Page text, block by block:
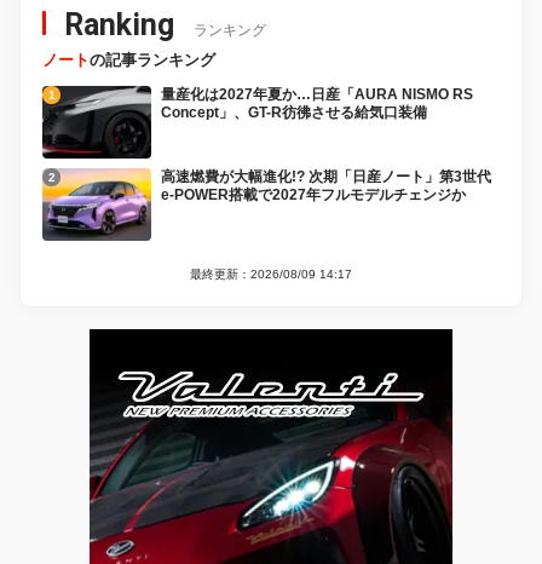
Ranking ランキング
ノートの記事ランキング
量産化は2027年夏か…日産「AURA NISMO RS
Concept」、GT-R彷彿させる給気口装備
高速燃費が大幅進化!? 次期「日産ノート」第3世代
e-POWER搭載で2027年フルモデルチェンジか
最終更新：2026/08/09 14:17